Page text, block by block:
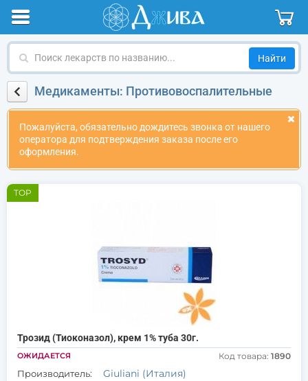
Поиск
по
названиюМедикаменты: Противовоспалительные
Пожалуйста, обязательно дождитесь звонка от нашего
оператора для подтверждения заказа после его
оформления.
TOP
Трозид (Тиоконазол), крем 1% туба 30г.
ОЖИДАЕТСЯ Код товара: 1890
Производитель: Giuliani (Италия)